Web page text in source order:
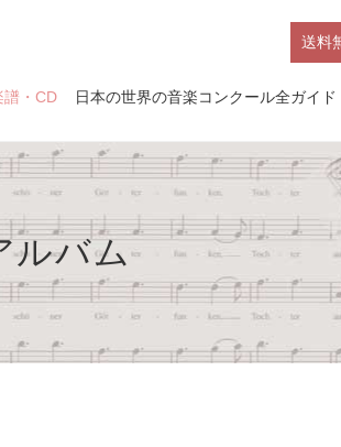
送料
譜・CD 日本の世界の音楽コンクール全ガイド
ルバム